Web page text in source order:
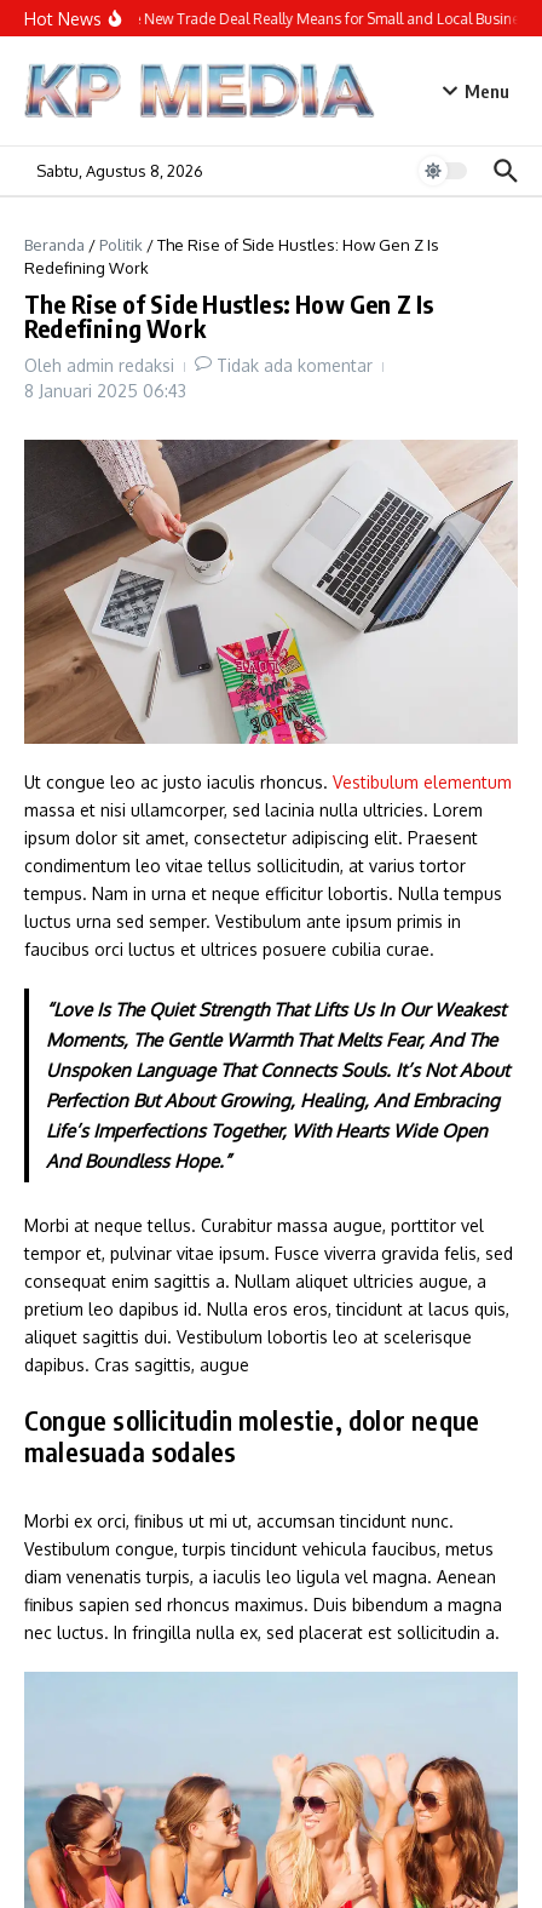
Lewati ke konten
Hot NewsWhat the New Trade Deal Really Means for Small and Local Businesses
Menu
Sabtu, Agustus 8, 2026
Beranda / Politik /The Rise of Side Hustles: How Gen Z Is
Redefining Work
The Rise of Side Hustles: How Gen Z Is
Redefining Work
Oleh admin redaksi
Tidak ada komentar
8 Januari 2025 06:43
Ut congue leo ac justo iaculis rhoncus. Vestibulum elementum
massa et nisi ullamcorper, sed lacinia nulla ultricies. Lorem
ipsum dolor sit amet, consectetur adipiscing elit. Praesent
condimentum leo vitae tellus sollicitudin, at varius tortor
tempus. Nam in urna et neque efficitur lobortis. Nulla tempus
luctus urna sed semper. Vestibulum ante ipsum primis in
faucibus orci luctus et ultrices posuere cubilia curae.
“Love Is The Quiet Strength That Lifts Us In Our Weakest
Moments, The Gentle Warmth That Melts Fear, And The
Unspoken Language That Connects Souls. It’s Not About
Perfection But About Growing, Healing, And Embracing
Life’s Imperfections Together, With Hearts Wide Open
And Boundless Hope.”
Morbi at neque tellus. Curabitur massa augue, porttitor vel
tempor et, pulvinar vitae ipsum. Fusce viverra gravida felis, sed
consequat enim sagittis a. Nullam aliquet ultricies augue, a
pretium leo dapibus id. Nulla eros eros, tincidunt at lacus quis,
aliquet sagittis dui. Vestibulum lobortis leo at scelerisque
dapibus. Cras sagittis, augue
Congue sollicitudin molestie, dolor neque
malesuada sodales
Morbi ex orci, finibus ut mi ut, accumsan tincidunt nunc.
Vestibulum congue, turpis tincidunt vehicula faucibus, metus
diam venenatis turpis, a iaculis leo ligula vel magna. Aenean
finibus sapien sed rhoncus maximus. Duis bibendum a magna
nec luctus. In fringilla nulla ex, sed placerat est sollicitudin a.